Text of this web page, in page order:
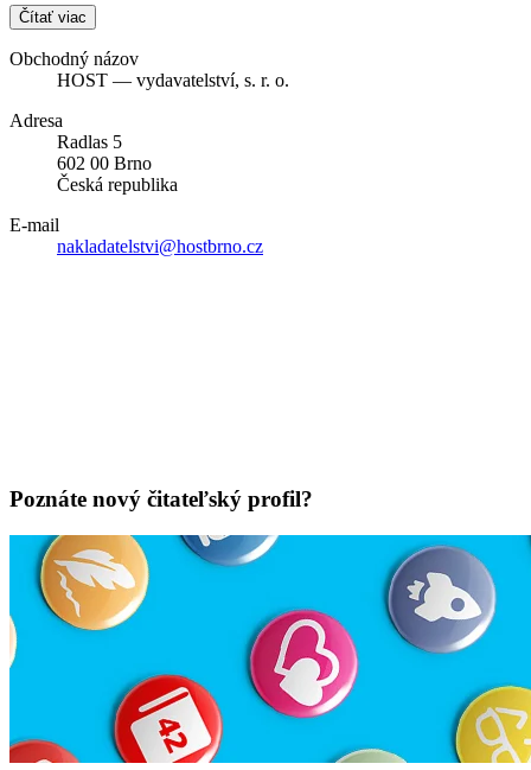
Čítať viac
Obchodný názov
HOST — vydavatelství, s. r. o.
Adresa
Radlas 5
602 00 Brno
Česká republika
E-mail
nakladatelstvi@hostbrno.cz
Poznáte nový čitateľský profil?